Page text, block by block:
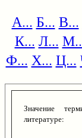
А... Б... В...
К... Л...
Ф... Х... Ц...
Значение
литературе: